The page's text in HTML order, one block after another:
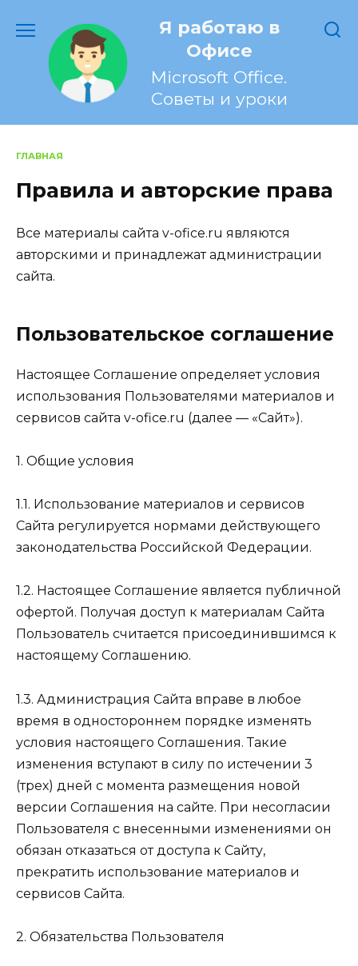
содержанию
Я работаю в
Офисе
Microsoft Office.
Советы и уроки
ГЛАВНАЯ
Правила и авторские права
Все материалы сайта v-ofice.ru являются
авторскими и принадлежат администрации
сайта.
Пользовательское соглашение
Настоящее Соглашение определяет условия
использования Пользователями материалов и
сервисов сайта v-ofice.ru (далее — «Сайт»).
1. Общие условия
1.1. Использование материалов и сервисов
Сайта регулируется нормами действующего
законодательства Российской Федерации.
1.2. Настоящее Соглашение является публичной
офертой. Получая доступ к материалам Сайта
Пользователь считается присоединившимся к
настоящему Соглашению.
1.3. Администрация Сайта вправе в любое
время в одностороннем порядке изменять
условия настоящего Соглашения. Такие
изменения вступают в силу по истечении 3
(трех) дней с момента размещения новой
версии Соглашения на сайте. При несогласии
Пользователя с внесенными изменениями он
обязан отказаться от доступа к Сайту,
прекратить использование материалов и
сервисов Сайта.
2. Обязательства Пользователя